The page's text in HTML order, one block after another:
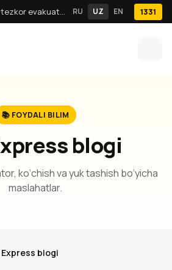
Toshkent bo‘ylab tezkor evakuator va yuk tashish · 24/7 RU UZ EN 1331
📚 FOYDALI BILIM
blogi
ko‘chish va yuk tashish bo‘yicha
maslahatlar.
Express blogi